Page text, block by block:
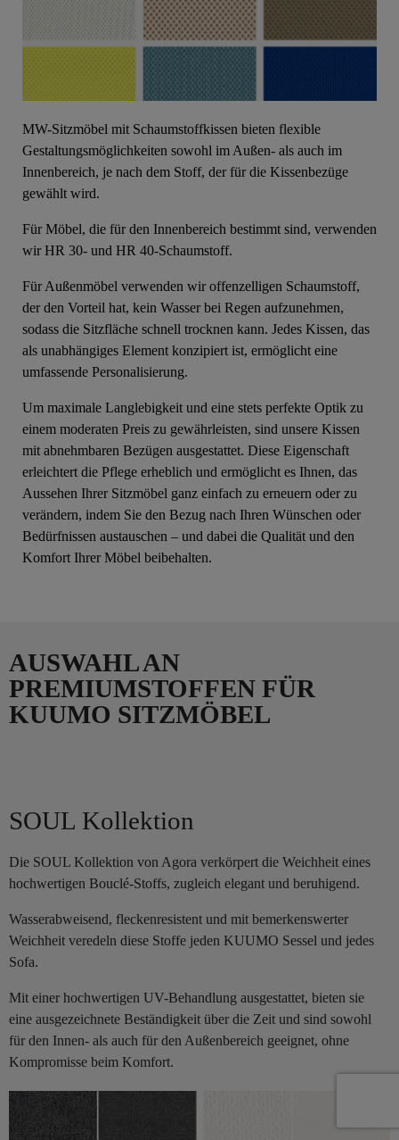
MW-Sitzmöbel mit Schaumstoffkissen bieten flexible
Gestaltungsmöglichkeiten sowohl im Außen- als auch im
Innenbereich, je nach dem Stoff, der für die Kissenbezüge
gewählt wird.
Für Möbel, die für den Innenbereich bestimmt sind, verwenden
wir HR 30- und HR 40-Schaumstoff.
Für Außenmöbel verwenden wir offenzelligen Schaumstoff,
der den Vorteil hat, kein Wasser bei Regen aufzunehmen,
sodass die Sitzfläche schnell trocknen kann. Jedes Kissen, das
als unabhängiges Element konzipiert ist, ermöglicht eine
umfassende Personalisierung.
Um maximale Langlebigkeit und eine stets perfekte Optik zu
einem moderaten Preis zu gewährleisten, sind unsere Kissen
mit abnehmbaren Bezügen ausgestattet. Diese Eigenschaft
erleichtert die Pflege erheblich und ermöglicht es Ihnen, das
Aussehen Ihrer Sitzmöbel ganz einfach zu erneuern oder zu
verändern, indem Sie den Bezug nach Ihren Wünschen oder
Bedürfnissen austauschen – und dabei die Qualität und den
Komfort Ihrer Möbel beibehalten.
AUSWAHL AN
PREMIUMSTOFFEN FÜR
KUUMO SITZMÖBEL
SOUL Kollektion
Die SOUL Kollektion von Agora verkörpert die Weichheit eines
hochwertigen Bouclé-Stoffs, zugleich elegant und beruhigend.
Wasserabweisend, fleckenresistent und mit bemerkenswerter
Weichheit veredeln diese Stoffe jeden KUUMO Sessel und jedes
Sofa.
Mit einer hochwertigen UV-Behandlung ausgestattet, bieten sie
eine ausgezeichnete Beständigkeit über die Zeit und sind sowohl
für den Innen- als auch für den Außenbereich geeignet, ohne
Kompromisse beim Komfort.